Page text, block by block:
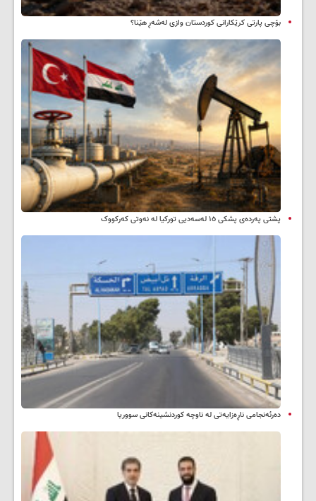
بۆچی پارتی کرێکارانی کوردستان وازی لەشەڕ هێنا؟
پشتی پەردەی پشکی ١٥ لەسەدیی تورکیا لە نەوتی کەرکووک
دەرئەنجامی ناڕەزایەتی لە ناوچە کوردنشینەکانی سووریا